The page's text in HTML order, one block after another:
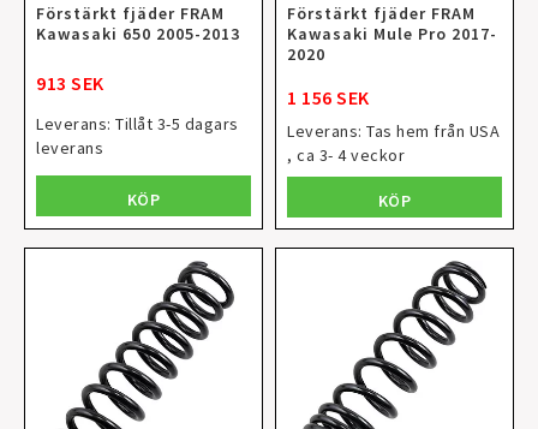
Förstärkt fjäder FRAM
Kawasaki 650 2005-2013
913 SEK
Leverans: Tillåt 3-5 dagars
leverans
KÖP
Förstärkt fjäder FRAM
Kawasaki Mule Pro 2017-
2020
1 156 SEK
Leverans: Tas hem från USA
, ca 3- 4 veckor
KÖP